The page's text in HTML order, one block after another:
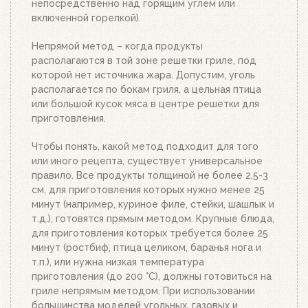
зависимости от количества угля или брикетов.
Когда верхний уголь станет красным, а слой
брикетов покроется белым пеплом, высыпьте
уголь из стартера на решетку для угля. Жар
будет просто отличным!
непосредственно над горящим углем или
включенной горелкой).
Непрямой метод – когда продукты
располагаются в той зоне решетки гриле, под
которой нет источника жара. Допустим, уголь
располагается по бокам гриля, а цельная птица
или большой кусок мяса в центре решетки для
приготовления.
Чтобы понять, какой метод подходит для того
или иного рецепта, существует универсальное
правило. Все продукты толщиной не более 2,5-3
см, для приготовления которых нужно менее 25
минут (например, куриное филе, стейки, шашлык и
т.д.), готовятся прямым методом. Крупные блюда,
для приготовления которых требуется более 25
минут (ростбиф, птица целиком, баранья нога и
т.п.), или нужна низкая температура
приготовления (до 200 °C), должны готовиться на
гриле непрямым методом. При использовании
большинства моделей угольных, газовых и